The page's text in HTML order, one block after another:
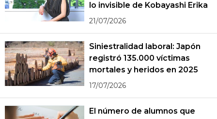
lo invisible de Kobayashi Erika
21/07/2026
Siniestralidad laboral: Japón
registró 135.000 víctimas
mortales y heridos en 2025
17/07/2026
El número de alumnos que